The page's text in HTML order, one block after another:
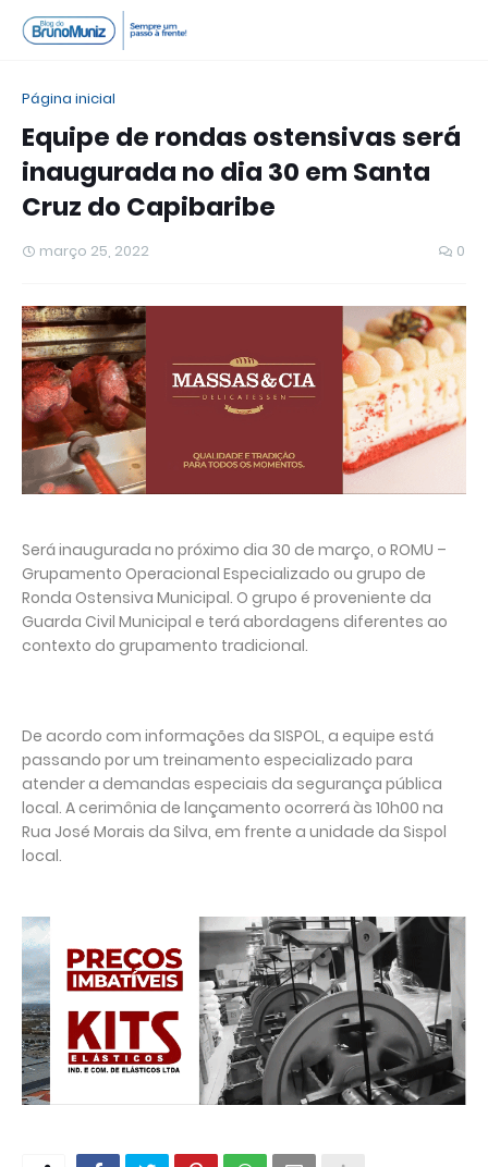
Página inicial
Equipe de rondas ostensivas será
inaugurada no dia 30 em Santa
Cruz do Capibaribe
março 25, 2022 0
Será inaugurada no próximo dia 30 de março, o ROMU –
Grupamento Operacional Especializado ou grupo de
Ronda Ostensiva Municipal. O grupo é proveniente da
Guarda Civil Municipal e terá abordagens diferentes ao
contexto do grupamento tradicional.
De acordo com informações da SISPOL, a equipe está
passando por um treinamento especializado para
atender a demandas especiais da segurança pública
local. A cerimônia de lançamento ocorrerá às 10h00 na
Rua José Morais da Silva, em frente a unidade da Sispol
local.